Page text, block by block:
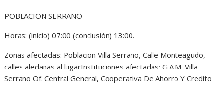
POBLACION SERRANO
Horas: (inicio) 07:00 (conclusión) 13:00.
Zonas afectadas: Poblacion Villa Serrano, Calle Monteagudo,
calles aledañas al lugarInstituciones afectadas: G.A.M. Villa
Serrano Of. Central General, Cooperativa De Ahorro Y Credito